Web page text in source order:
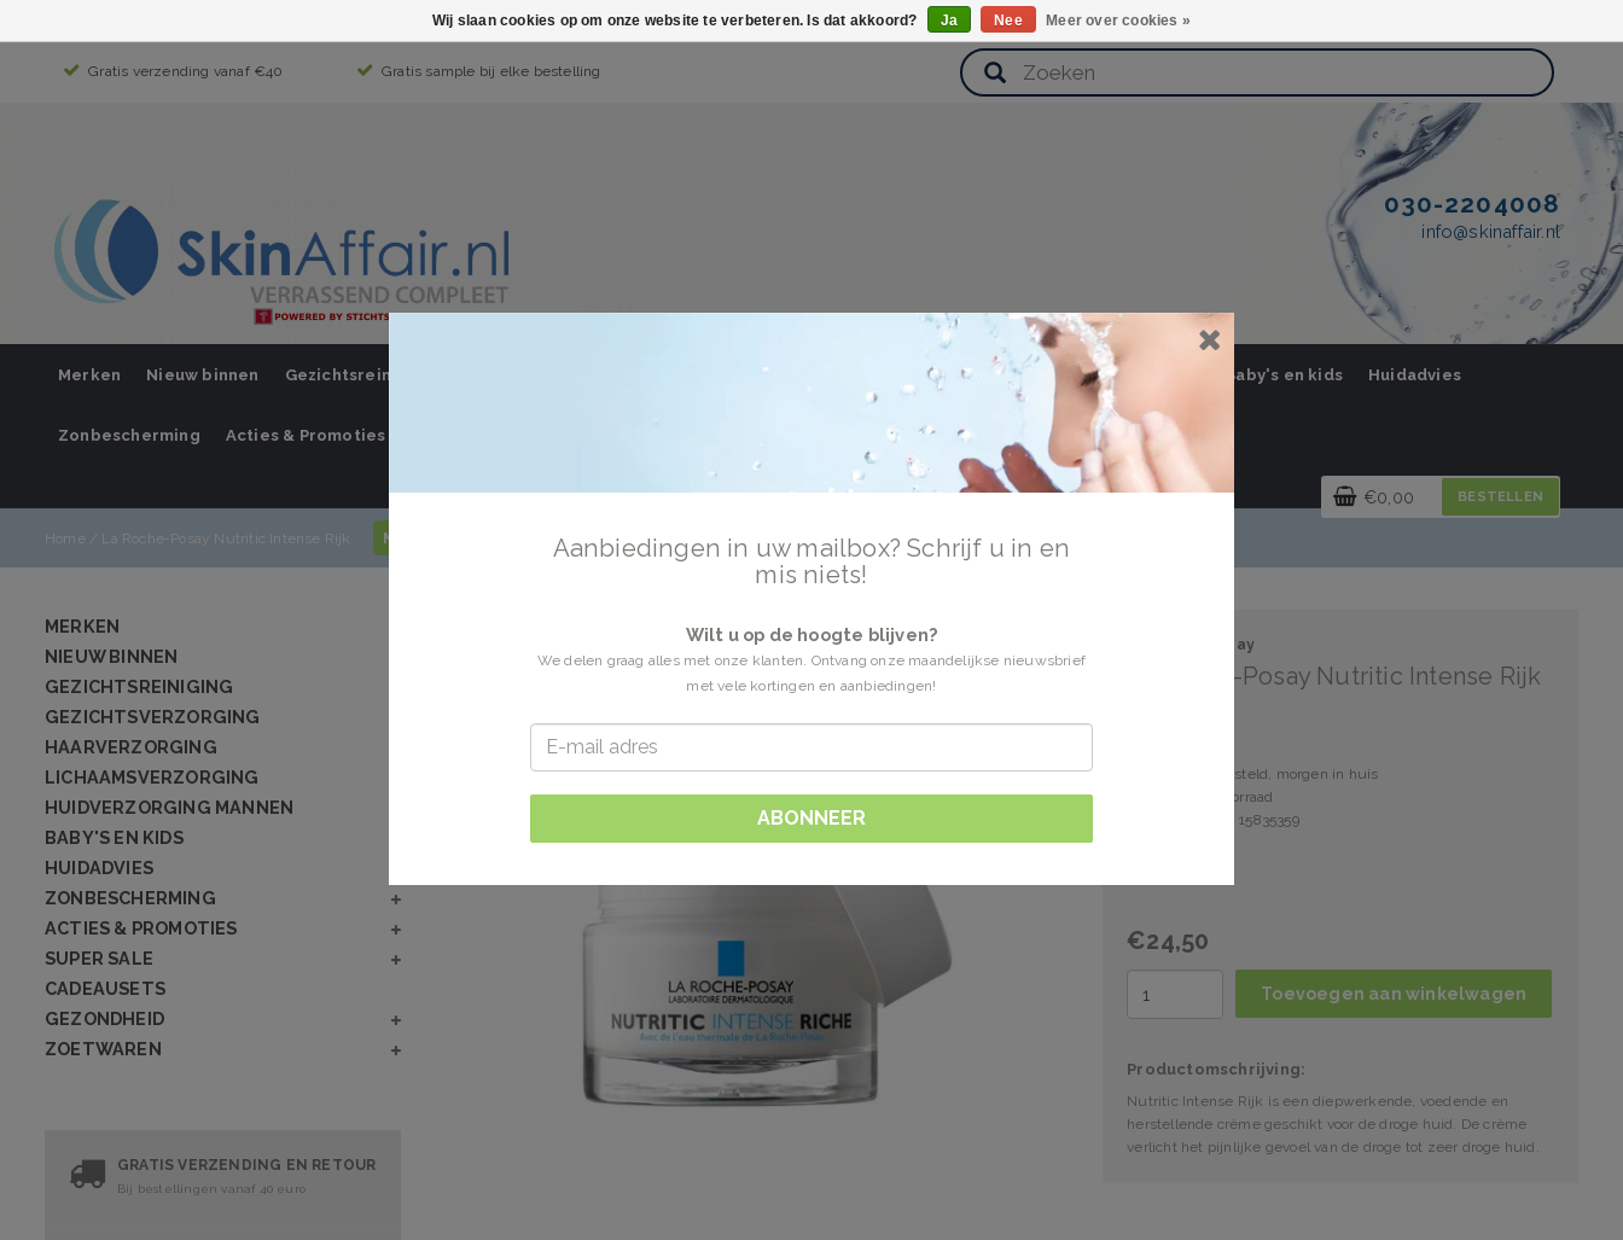
Gratis verzending vanaf €40 Gratis sample bij elke bestelling
030-2204008
info@skinaffair.nl
Merken Nieuw binnen Gezichtsreiniging Haarverzorging Lichaamsverzorging Huidverzorging Mannen Baby's en kids Huidadvies
Zonbescherming Acties & Promoties
€0,00 BESTELLEN
Home/ La Roche-Posay Nutritic Intense Rijk Mijn account / inloggen
MERKEN
NIEUW BINNEN
GEZICHTSREINIGING
GEZICHTSVERZORGING
HAARVERZORGING
LICHAAMSVERZORGING
HUIDVERZORGING MANNEN
BABY'S EN KIDS
HUIDADVIES
ZONBESCHERMING
ACTIES & PROMOTIES
SUPER SALE
CADEAUSETS
GEZONDHEID
ZOETWAREN
GRATIS VERZENDING EN RETOUR
Bij bestellingen vanaf 40 euro
La Roche-Posay
La Roche-Posay Nutritic Intense Rijk
Voor 15:00 besteld, morgen in huis
3 stuks op voorraad
Artikelnummer: 15835359
€24,50
Toevoegen aan winkelwagen
Productomschrijving:
Nutritic Intense Rijk is een diepwerkende, voedende en
herstellende crème geschikt voor de droge huid. De crème
verlicht het pijnlijke gevoel van de droge tot zeer droge huid.
Aanbiedingen in uw mailbox? Schrijf u in en
mis niets!
Wilt u op de hoogte blijven?
We delen graag alles met onze klanten. Ontvang onze maandelijkse nieuwsbrief
met vele kortingen en aanbiedingen!
ABONNEER
Wij slaan cookies op om onze website te verbeteren. Is dat akkoord? Ja Nee Meer over cookies »